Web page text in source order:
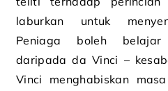
laburkan untuk
Peniaga boleh
daripada da Vinci –
Vinci menghabiskan